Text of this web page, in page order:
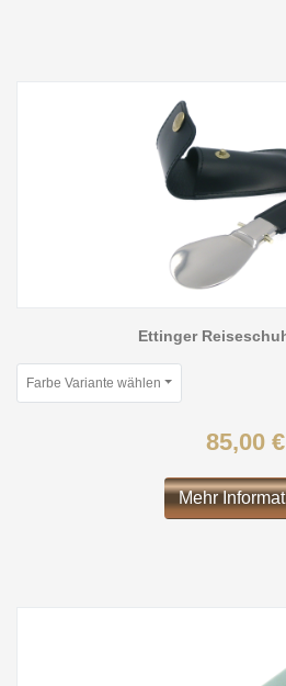
Ettinger
Farbe Variante wählen
85,00 €
Mehr